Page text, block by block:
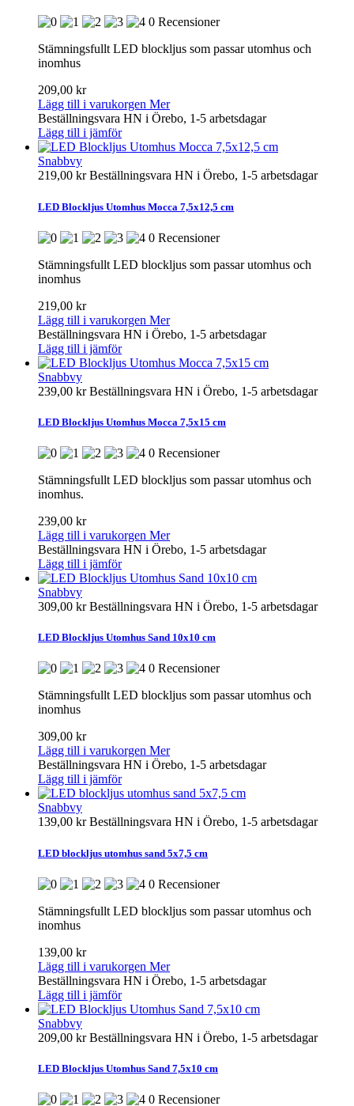
0 Recensioner
Stämningsfullt LED blockljus som passar utomhus och
inomhus
209,00 kr
Lägg till i varukorgen Mer
Beställningsvara HN i Örebo, 1-5 arbetsdagar
Lägg till i jämför
Snabbvy
219,00 krBeställningsvara HN i Örebo, 1-5 arbetsdagar
LED Blockljus Utomhus Mocca 7,5x12,5 cm
0 Recensioner
Stämningsfullt LED blockljus som passar utomhus och
inomhus
219,00 kr
Lägg till i varukorgen Mer
Beställningsvara HN i Örebo, 1-5 arbetsdagar
Lägg till i jämför
Snabbvy
239,00 krBeställningsvara HN i Örebo, 1-5 arbetsdagar
LED Blockljus Utomhus Mocca 7,5x15 cm
0 Recensioner
Stämningsfullt LED blockljus som passar utomhus och
inomhus.
239,00 kr
Lägg till i varukorgen Mer
Beställningsvara HN i Örebo, 1-5 arbetsdagar
Lägg till i jämför
Snabbvy
309,00 krBeställningsvara HN i Örebo, 1-5 arbetsdagar
LED Blockljus Utomhus Sand 10x10 cm
0 Recensioner
Stämningsfullt LED blockljus som passar utomhus och
inomhus
309,00 kr
Lägg till i varukorgen Mer
Beställningsvara HN i Örebo, 1-5 arbetsdagar
Lägg till i jämför
Snabbvy
139,00 krBeställningsvara HN i Örebo, 1-5 arbetsdagar
LED blockljus utomhus sand 5x7,5 cm
0 Recensioner
Stämningsfullt LED blockljus som passar utomhus och
inomhus
139,00 kr
Lägg till i varukorgen Mer
Beställningsvara HN i Örebo, 1-5 arbetsdagar
Lägg till i jämför
Snabbvy
209,00 krBeställningsvara HN i Örebo, 1-5 arbetsdagar
LED Blockljus Utomhus Sand 7,5x10 cm
0 Recensioner